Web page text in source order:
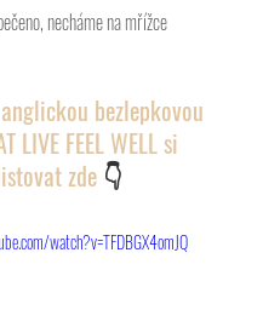
necháme na mřížce
bezlepkovou
LIVE FEEL WELL si
zde 👇
watch?v=TFDBGX4omJQ